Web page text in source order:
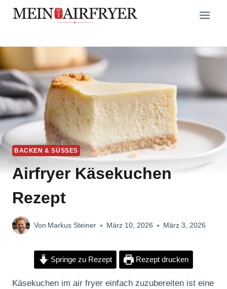
Zum
Inhalt
BACKEN & SÜSSES
Airfryer Käsekuchen
Rezept
Von Markus Steiner März 10, 2026 März 3, 2026
Springe zu Rezept Rezept drucken
Käsekuchen im air fryer einfach zuzubereiten ist eine